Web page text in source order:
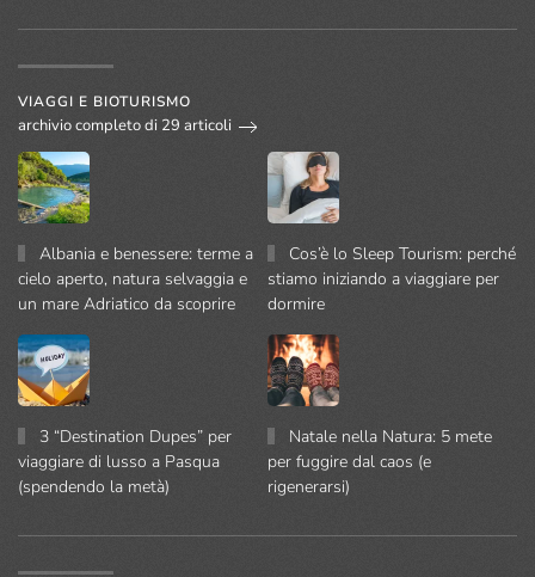
VIAGGI E BIOTURISMO
archivio completo di 29 articoli
Albania e benessere: terme a
cielo aperto, natura selvaggia e
un mare Adriatico da scoprire
Cos’è lo Sleep Tourism: perché
stiamo iniziando a viaggiare per
dormire
3 “Destination Dupes” per
viaggiare di lusso a Pasqua
(spendendo la metà)
Natale nella Natura: 5 mete
per fuggire dal caos (e
rigenerarsi)